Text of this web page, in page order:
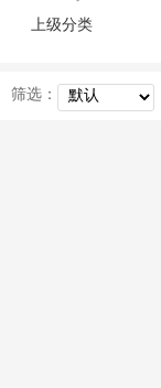
上级分类
筛选：